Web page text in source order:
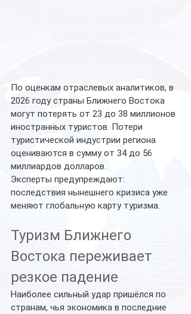
По оценкам отраслевых аналитиков, в
2026 году страны Ближнего Востока
могут потерять от 23 до 38 миллионов
иностранных туристов. Потери
туристической индустрии региона
оцениваются в сумму от 34 до 56
миллиардов долларов.
Эксперты предупреждают:
последствия нынешнего кризиса уже
меняют глобальную карту туризма.
Туризм Ближнего
Востока переживает
резкое падение
Наиболее сильный удар пришёлся по
странам, чья экономика в последние